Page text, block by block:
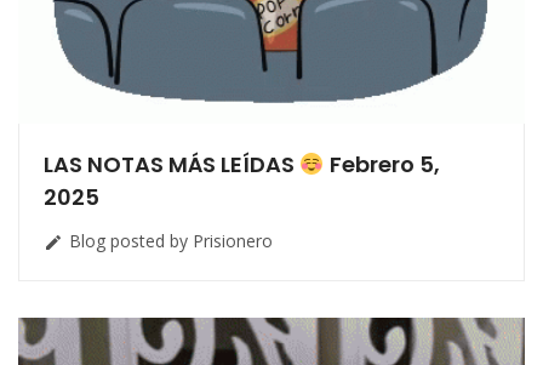
LAS NOTAS MÁS LEÍDAS
Febrero 5,
2025
 Blog posted by Prisionero